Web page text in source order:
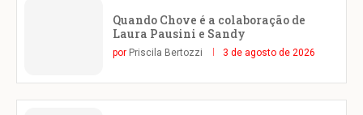
Quando Chove é a colaboração de
Laura Pausini e Sandy
por Priscila Bertozzi 3 de agosto de 2026